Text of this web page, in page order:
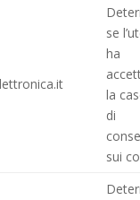
se
ha
la
di
sui